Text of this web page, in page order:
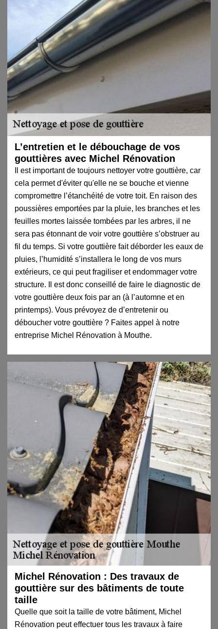
L’entretien et le débouchage de vos
gouttières avec Michel Rénovation
Il est important de toujours nettoyer votre gouttière, car
cela permet d'éviter qu'elle ne se bouche et vienne
compromettre l’étanchéité de votre toit. En raison des
poussières emportées par la pluie, les branches et les
feuilles mortes laissée tombées par les arbres, il ne
sera pas étonnant de voir votre gouttière s’obstruer au
fil du temps. Si votre gouttière fait déborder les eaux de
pluies, l’humidité s’installera le long de vos murs
extérieurs, ce qui peut fragiliser et endommager votre
structure. Il est donc conseillé de faire le diagnostic de
votre gouttière deux fois par an (à l’automne et en
printemps). Vous prévoyez de d’entretenir ou
déboucher votre gouttière ? Faites appel à notre
entreprise Michel Rénovation à Mouthe.
Michel Rénovation : Des travaux de
gouttière sur des bâtiments de toute
taille
Quelle que soit la taille de votre bâtiment, Michel
Rénovation peut effectuer tous les travaux à faire